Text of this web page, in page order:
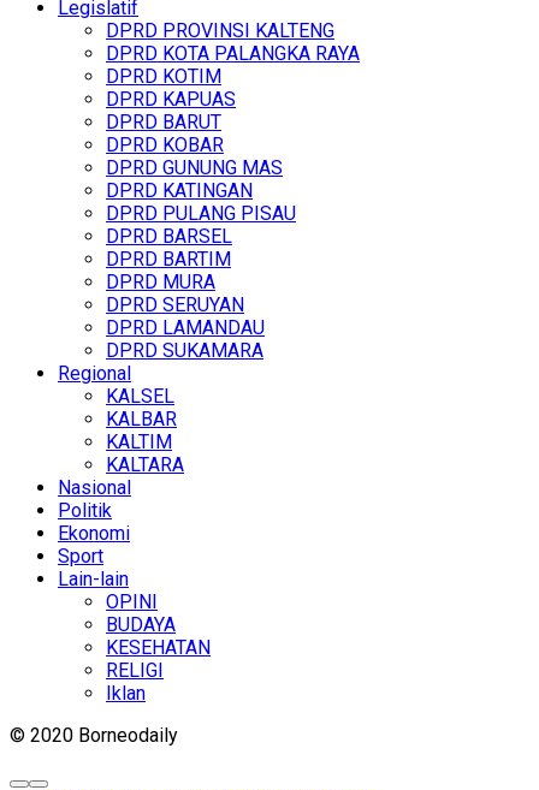
Legislatif
DPRD PROVINSI KALTENG
DPRD KOTA PALANGKA RAYA
DPRD KOTIM
DPRD KAPUAS
DPRD BARUT
DPRD KOBAR
DPRD GUNUNG MAS
DPRD KATINGAN
DPRD PULANG PISAU
DPRD BARSEL
DPRD BARTIM
DPRD MURA
DPRD SERUYAN
DPRD LAMANDAU
DPRD SUKAMARA
Regional
KALSEL
KALBAR
KALTIM
KALTARA
Nasional
Politik
Ekonomi
Sport
Lain-lain
OPINI
BUDAYA
KESEHATAN
RELIGI
Iklan
© 2020 Borneodaily